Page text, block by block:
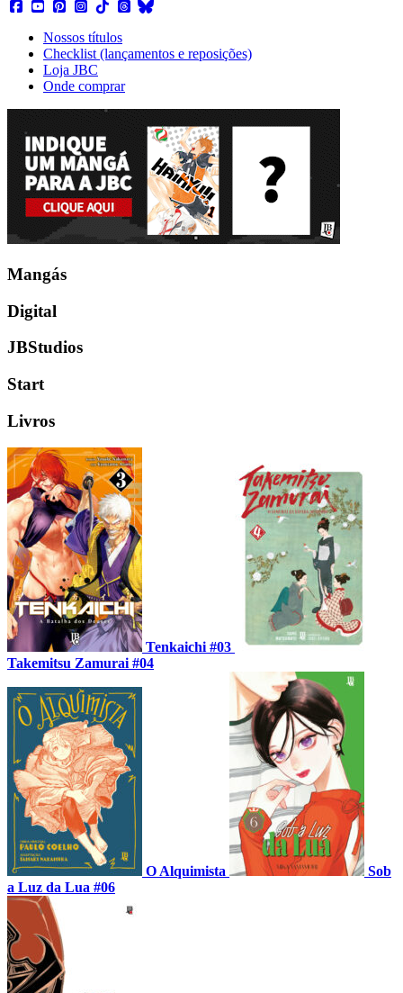
Nossos títulos
Checklist (lançamentos e reposições)
Loja JBC
Onde comprar
Mangás
Digital
JBStudios
Start
Livros
Tenkaichi #03
Takemitsu Zamurai #04
O Alquimista
Sob
a Luz da Lua #06